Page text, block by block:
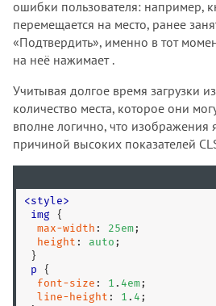
ошибки пользователя: например,
перемещается на место, ранее
«Подтвердить», именно в тот
на неё нажимает .
Учитывая долгое время загрузки
количество места, которое они
вполне логично, что изображения
причиной высоких показателей
<style>
img {
max-width : 25em;
height : auto ;
}
p {
font-size : 1 . 4em;
line-height : 1 . 4 ;